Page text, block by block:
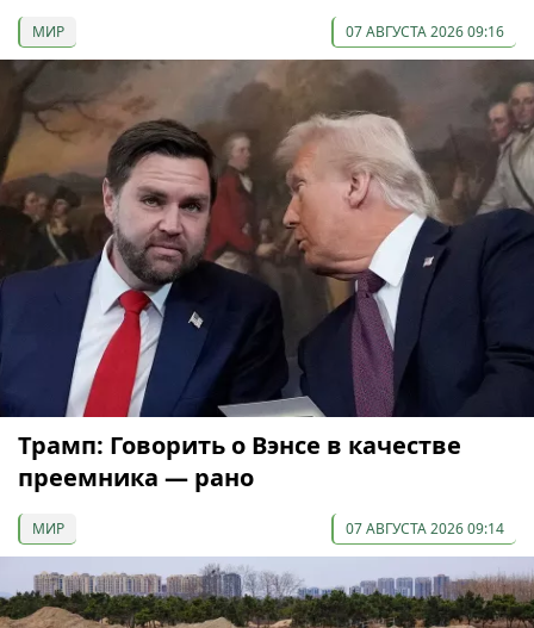
МИР 07 АВГУСТА 2026 09:16
Трамп: Говорить о Вэнсе в качестве
преемника — рано
МИР 07 АВГУСТА 2026 09:14